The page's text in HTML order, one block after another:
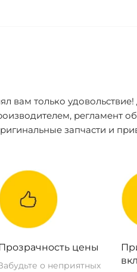
вам только
регламент
запчасти и
цены
о неприятных